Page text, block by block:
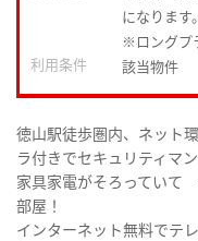
になります。
※ロングプ
利用条件
該当物件
徳山駅徒歩圏内、ネット
ラ付きでセキュリティマ
家具家電がそろっていて
部屋！
インターネット無料でテ